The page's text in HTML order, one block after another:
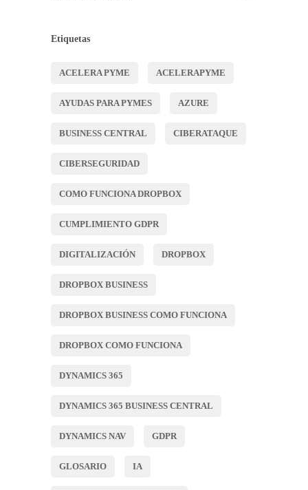
Etiquetas
ACELERA PYME ACELERAPYME
AYUDAS PARA PYMES AZURE
BUSINESS CENTRAL CIBERATAQUE
CIBERSEGURIDAD
COMO FUNCIONA DROPBOX
CUMPLIMIENTO GDPR
DIGITALIZACIÓN DROPBOX
DROPBOX BUSINESS
DROPBOX BUSINESS COMO FUNCIONA
DROPBOX COMO FUNCIONA
DYNAMICS 365
DYNAMICS 365 BUSINESS CENTRAL
DYNAMICS NAV GDPR
GLOSARIO IA